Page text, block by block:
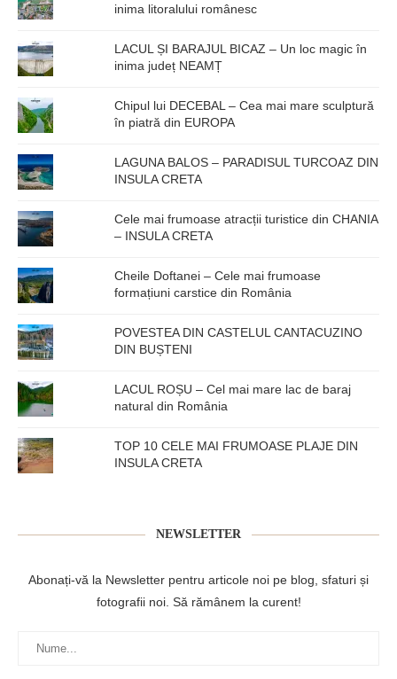
inima litoralului românesc
LACUL ȘI BARAJUL BICAZ – Un loc magic în
inima județ NEAMȚ
Chipul lui DECEBAL – Cea mai mare sculptură
în piatră din EUROPA
LAGUNA BALOS – PARADISUL TURCOAZ DIN
INSULA CRETA
Cele mai frumoase atracții turistice din CHANIA
– INSULA CRETA
Cheile Doftanei – Cele mai frumoase
formațiuni carstice din România
POVESTEA DIN CASTELUL CANTACUZINO
DIN BUȘTENI
LACUL ROȘU – Cel mai mare lac de baraj
natural din România
TOP 10 CELE MAI FRUMOASE PLAJE DIN
INSULA CRETA
NEWSLETTER
Abonați-vă la Newsletter pentru articole noi pe blog, sfaturi și
fotografii noi. Să rămânem la curent!